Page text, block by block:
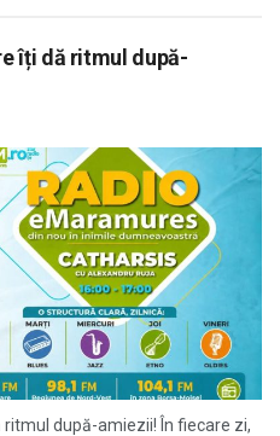
îți dă ritmul după-
după-amiezii! În fiecare zi,